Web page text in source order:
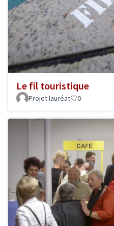
Le fil touristique
Projet lauréat 0